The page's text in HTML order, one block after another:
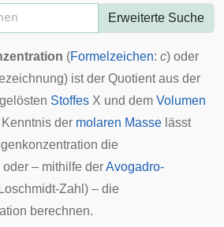
Erweiterte Suche
(Formelzeichen: c) oder
ist der Quotient aus der
Stoffes X und dem Volumen
Kenntnis der molaren Masse lässt
die
oder – mithilfe derAvogadro-
Loschmidt-Zahl ) – die
berechnen.